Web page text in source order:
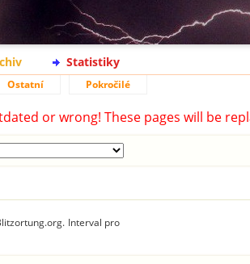
Statistiky
Ostatní Pokročilé
or wrong! These pages will be
Interval pro